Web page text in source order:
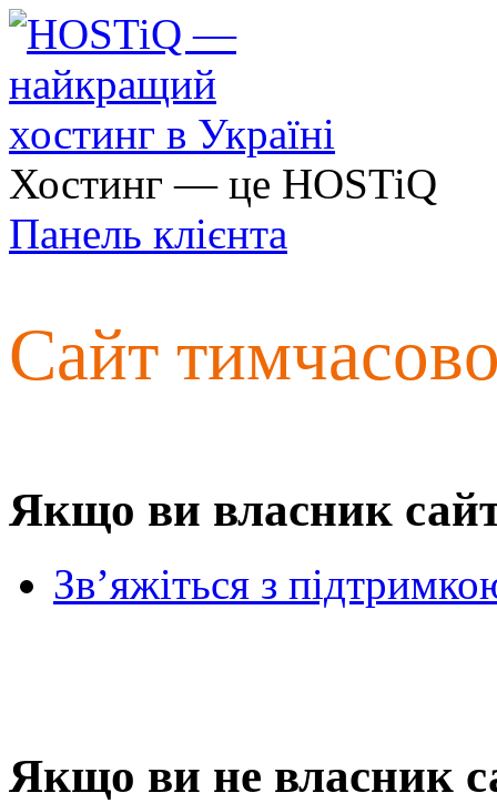
Хостинг — це HOSTiQ
Панель клієнта
Сайт
Якщо ви власник
Зв’яжіться з
Якщо ви не власник